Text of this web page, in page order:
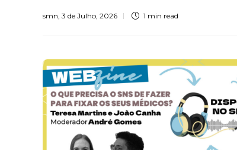
smn 3 de Julho, 2026 1 min read